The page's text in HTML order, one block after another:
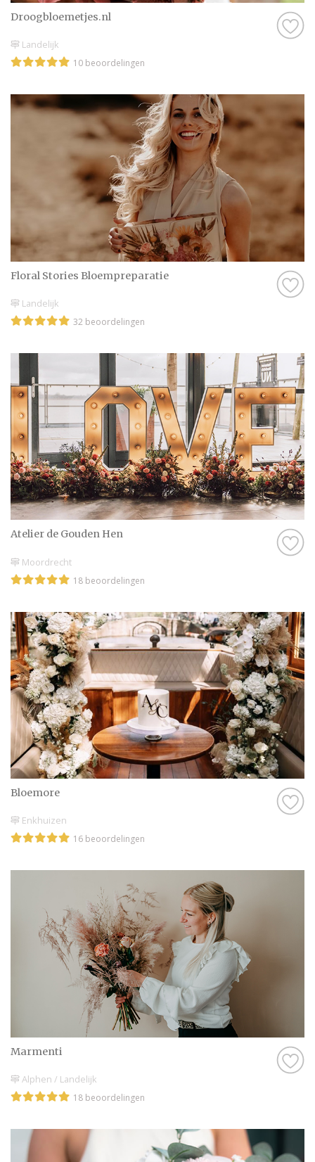
Droogbloemetjes.nl
Landelijk
10 beoordelingen
Floral Stories Bloempreparatie
Landelijk
32 beoordelingen
Atelier de Gouden Hen
Moordrecht
18 beoordelingen
Bloemore
Enkhuizen
16 beoordelingen
Marmenti
Alphen / Landelijk
18 beoordelingen